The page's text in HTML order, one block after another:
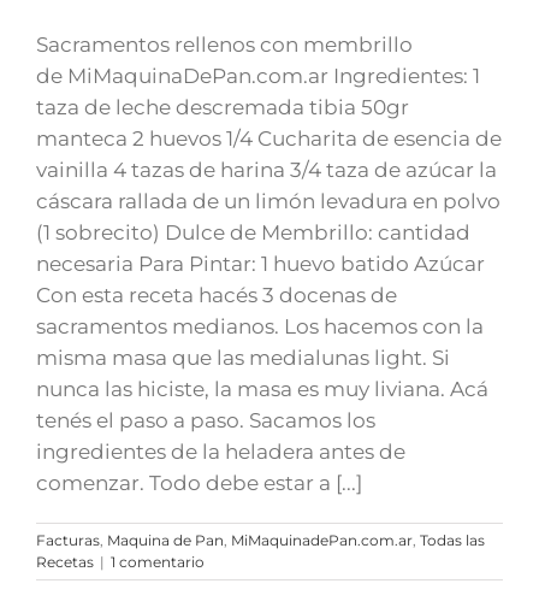
Sacramentos rellenos con membrillo
de MiMaquinaDePan.com.ar Ingredientes: 1
taza de leche descremada tibia 50gr
manteca 2 huevos 1/4 Cucharita de esencia de
vainilla 4 tazas de harina 3/4 taza de azúcar la
cáscara rallada de un limón levadura en polvo
(1 sobrecito) Dulce de Membrillo: cantidad
necesaria Para Pintar: 1 huevo batido Azúcar
Con esta receta hacés 3 docenas de
sacramentos medianos. Los hacemos con la
misma masa que las medialunas light. Si
nunca las hiciste, la masa es muy liviana. Acá
tenés el paso a paso. Sacamos los
ingredientes de la heladera antes de
comenzar. Todo debe estar a [...]
Facturas Maquina de Pan MiMaquinadePan.com.ar Todas las
Recetas | 1 comentario